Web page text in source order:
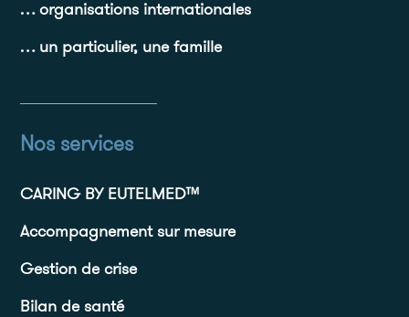
… organisations internationales
… un particulier, une famille
Nos services
CARING BY EUTELMED™
Accompagnement sur mesure
Gestion de crise
Bilan de santé